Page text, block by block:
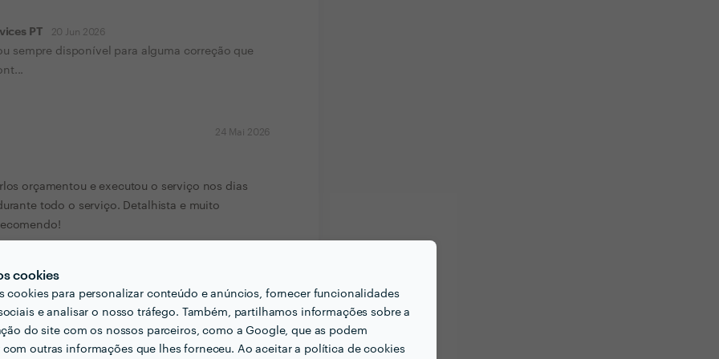
cookies
cookies para personalizar conteúdo e anúncios, fornecer funcionalidades
e analisar o nosso tráfego. Também, partilhamos informações sobre a
do site com os nossos parceiros, como a Google, que as podem
outras informações que lhes forneceu. Ao aceitar a política de cookies
PT 20 Jun 2026
sempre disponível para alguma correção que
24 Mai 2026
orçamentou e executou o serviço nos dias
todo o serviço. Detalhista e muito
PT
Sra. Vera. Obrigado pela simpatia com que nos
Flutuante
14 Abr 2026